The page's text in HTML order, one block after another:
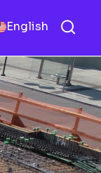
English